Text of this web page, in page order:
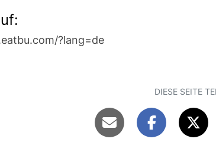
?lang=de
DIESE SEITE